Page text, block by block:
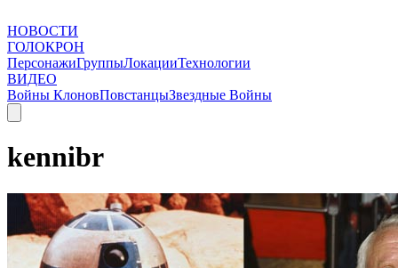
НОВОСТИ
ГОЛОКРОН
ПерсонажиГруппыЛокацииТехнологии
ВИДЕО
Войны КлоновПовстанцыЗвездные Войны
kennibr